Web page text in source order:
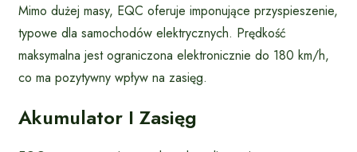
Mimo dużej masy, EQC oferuje imponujące przyspieszenie,
typowe dla samochodów elektrycznych. Prędkość
maksymalna jest ograniczona elektronicznie do 180 km/h,
co ma pozytywny wpływ na zasięg.
Akumulator I Zasięg